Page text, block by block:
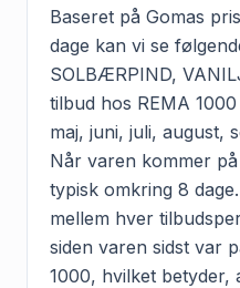
Baseret på Gomas
dage kan vi se
SOLBÆRPIND,
tilbud hos REMA
maj, juni, juli, august,
Når varen kommer
typisk omkring 8
mellem hver
siden varen sidst var
1000, hvilket betyder,